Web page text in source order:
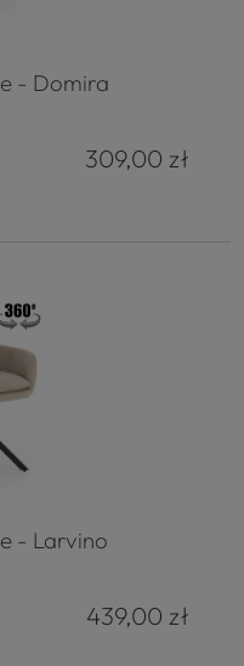
- Domira
309,00 zł
- Larvino
439,00 zł